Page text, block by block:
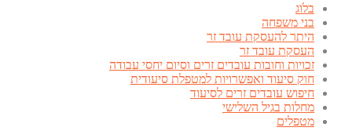
בלוג
בני משפחה
היתר להעסקת עובד זר
העסקת עובד זר
זכויות וחובות עובדים זרים וסיום יחסי עבודה
חוק סיעוד ואפשרויות למטפלת סיעודית
חיפוש עובדים זרים לסיעוד
מחלות בגיל השלישי
מטפלים